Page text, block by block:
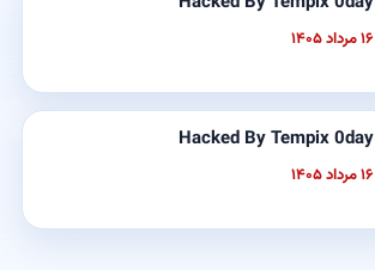
۱۶ مرداد ۱۴۰۵
Hacked By Tempix 0day
۱۶ مرداد ۱۴۰۵